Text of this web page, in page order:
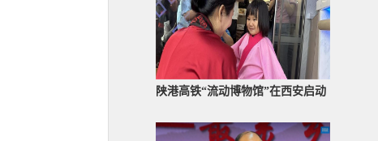
陕港高铁“流动博物馆”在西安启动